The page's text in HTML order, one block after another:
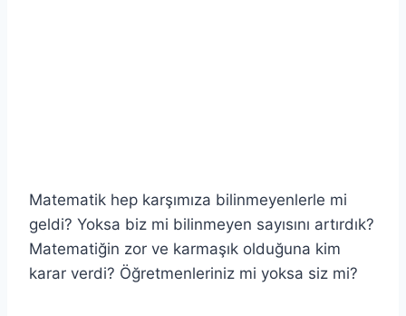
Matematik hep karşımıza bilinmeyenlerle mi
geldi? Yoksa biz mi bilinmeyen sayısını artırdık?
Matematiğin zor ve karmaşık olduğuna kim
karar verdi? Öğretmenleriniz mi yoksa siz mi?